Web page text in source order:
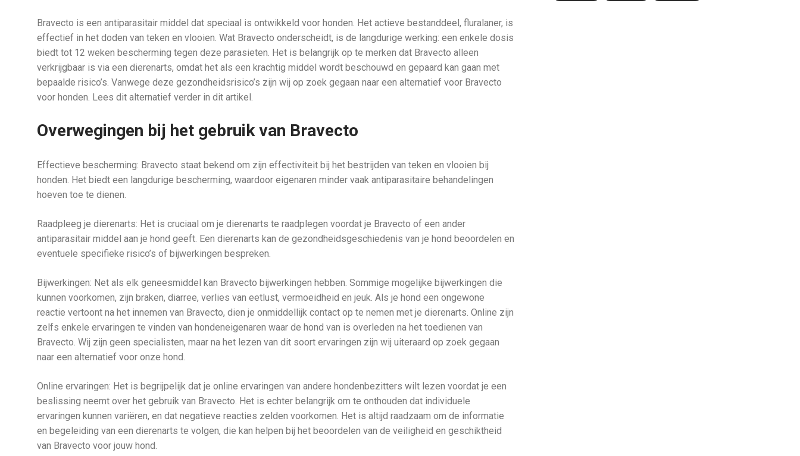
Bravecto is een antiparasitair middel dat speciaal is ontwikkeld voor honden. Het actieve bestanddeel, fluralaner, is
effectief in het doden van teken en vlooien. Wat Bravecto onderscheidt, is de langdurige werking: een enkele dosis
biedt tot 12 weken bescherming tegen deze parasieten. Het is belangrijk op te merken dat Bravecto alleen
verkrijgbaar is via een dierenarts, omdat het als een krachtig middel wordt beschouwd en gepaard kan gaan met
bepaalde risico’s. Vanwege deze gezondheidsrisico’s zijn wij op zoek gegaan naar een alternatief voor Bravecto
voor honden. Lees dit alternatief verder in dit artikel.
Overwegingen bij het gebruik van Bravecto
Effectieve bescherming: Bravecto staat bekend om zijn effectiviteit bij het bestrijden van teken en vlooien bij
honden. Het biedt een langdurige bescherming, waardoor eigenaren minder vaak antiparasitaire behandelingen
hoeven toe te dienen.
Raadpleeg je dierenarts: Het is cruciaal om je dierenarts te raadplegen voordat je Bravecto of een ander
antiparasitair middel aan je hond geeft. Een dierenarts kan de gezondheidsgeschiedenis van je hond beoordelen en
eventuele specifieke risico’s of bijwerkingen bespreken.
Bijwerkingen: Net als elk geneesmiddel kan Bravecto bijwerkingen hebben. Sommige mogelijke bijwerkingen die
kunnen voorkomen, zijn braken, diarree, verlies van eetlust, vermoeidheid en jeuk. Als je hond een ongewone
reactie vertoont na het innemen van Bravecto, dien je onmiddellijk contact op te nemen met je dierenarts. Online zijn
zelfs enkele ervaringen te vinden van hondeneigenaren waar de hond van is overleden na het toedienen van
Bravecto. Wij zijn geen specialisten, maar na het lezen van dit soort ervaringen zijn wij uiteraard op zoek gegaan
naar een alternatief voor onze hond.
Online ervaringen: Het is begrijpelijk dat je online ervaringen van andere hondenbezitters wilt lezen voordat je een
beslissing neemt over het gebruik van Bravecto. Het is echter belangrijk om te onthouden dat individuele
ervaringen kunnen variëren, en dat negatieve reacties zelden voorkomen. Het is altijd raadzaam om de informatie
en begeleiding van een dierenarts te volgen, die kan helpen bij het beoordelen van de veiligheid en geschiktheid
van Bravecto voor jouw hond.